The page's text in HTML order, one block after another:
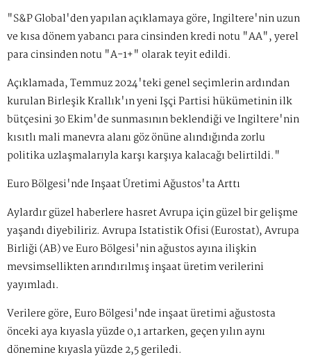
"S&P Global'den yapılan açıklamaya göre, İngiltere'nin uzun
ve kısa dönem yabancı para cinsinden kredi notu "AA", yerel
para cinsinden notu "A-1+" olarak teyit edildi.
Açıklamada, Temmuz 2024'teki genel seçimlerin ardından
kurulan Birleşik Krallık'ın yeni İşçi Partisi hükümetinin ilk
bütçesini 30 Ekim'de sunmasının beklendiği ve İngiltere'nin
kısıtlı mali manevra alanı göz önüne alındığında zorlu
politika uzlaşmalarıyla karşı karşıya kalacağı belirtildi."
Euro Bölgesi'nde İnşaat Üretimi Ağustos'ta Arttı
Aylardır güzel haberlere hasret Avrupa için güzel bir gelişme
yaşandı diyebiliriz. Avrupa İstatistik Ofisi (Eurostat), Avrupa
Birliği (AB) ve Euro Bölgesi'nin ağustos ayına ilişkin
mevsimsellikten arındırılmış inşaat üretim verilerini
yayımladı.
Verilere göre, Euro Bölgesi'nde inşaat üretimi ağustosta
önceki aya kıyasla yüzde 0,1 artarken, geçen yılın aynı
dönemine kıyasla yüzde 2,5 geriledi.